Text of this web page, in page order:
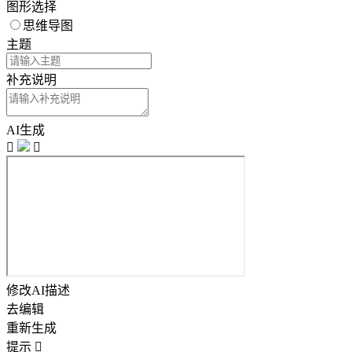
图形选择
思维导图
主题
补充说明
AI生成


修改AI描述
去编辑
重新生成
提示 